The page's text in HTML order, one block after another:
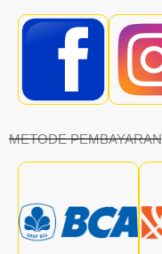
METODE PEMBAYARAN